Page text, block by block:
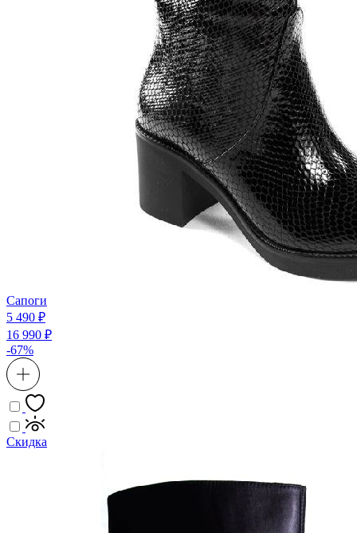
Сапоги
5 490 ₽
16 990 ₽
-67%
Скидка